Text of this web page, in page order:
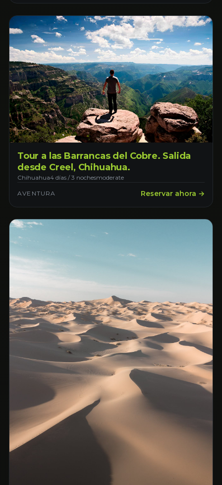
Tour a las Barrancas del Cobre. Salida
desde Creel, Chihuahua.
Chihuahua4 días / 3 nochesmoderate
AVENTURA Reservar ahora →